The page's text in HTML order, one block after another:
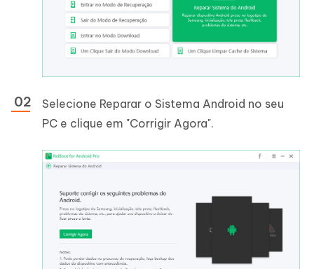
Selecione Reparar o Sistema Android no seu
PC e clique em "Corrigir Agora".